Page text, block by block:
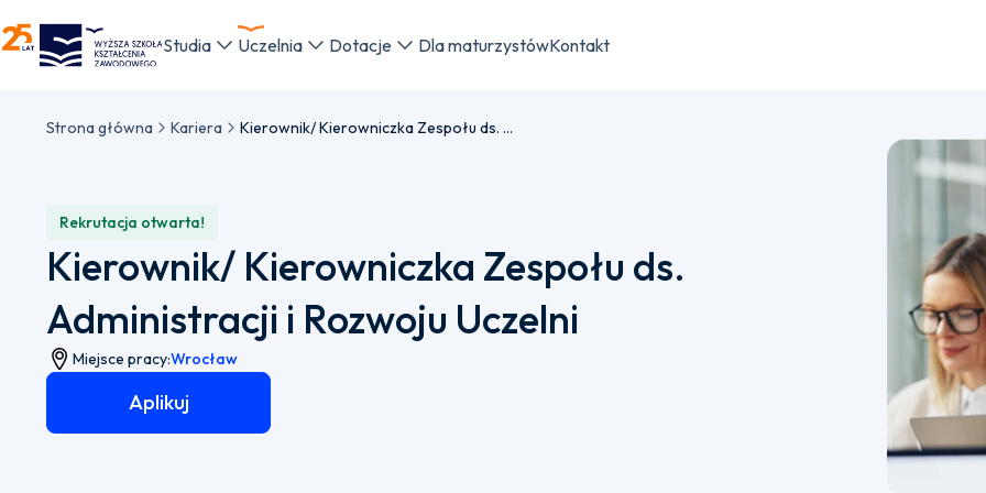
WSKZ - strona główna
Studia Uczelnia Dotacje Dla maturzystówKontakt
Strona główna Kariera Kierownik/ Kierowniczka Zespołu ds. Administracji i Rozwoju Uczelni
Rekrutacja otwarta!
Kierownik/ Kierowniczka Zespołu ds.
Administracji i Rozwoju Uczelni
Miejsce pracy:Wrocław
Aplikuj